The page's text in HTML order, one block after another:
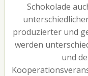
Schokolade
produzierter und
werden
und